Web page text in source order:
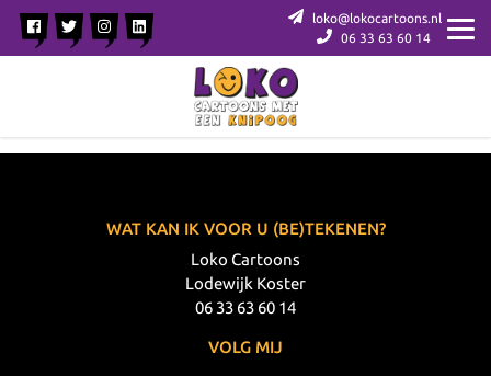
loko@lokocartoons.nl
06 33 63 60 14
WAT KAN IK VOOR U (BE)TEKENEN?
Loko Cartoons
Lodewijk Koster
06 33 63 60 14
VOLG MIJ